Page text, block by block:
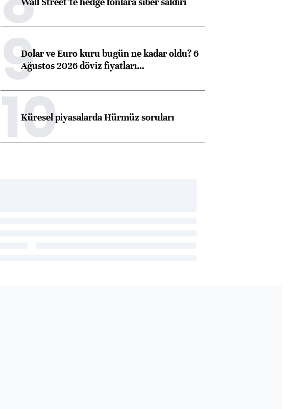
9Dolar ve Euro kuru bugün ne kadar oldu? 6
Ağustos 2026 döviz fiyatları…
10
Küresel piyasalarda Hürmüz soruları